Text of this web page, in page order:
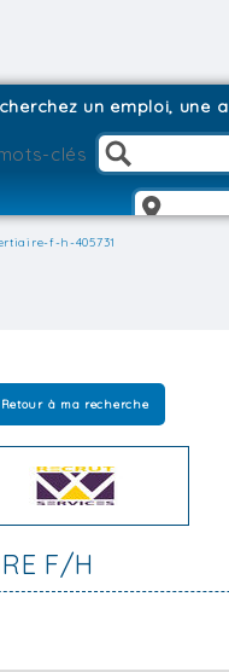
un emploi, une
f-h-405731
Retour à ma recherche
F/H